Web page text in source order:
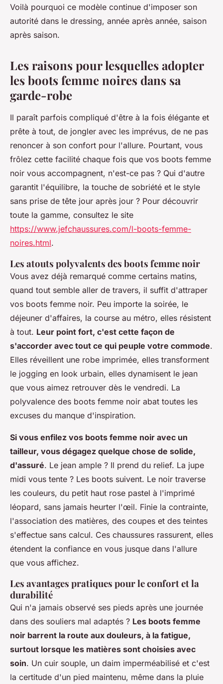
Voilà pourquoi ce modèle continue d'imposer son
autorité dans le dressing, année après année, saison
après saison.
Les raisons pour lesquelles adopter
les boots femme noires dans sa
garde-robe
Il paraît parfois compliqué d'être à la fois élégante et
prête à tout, de jongler avec les imprévus, de ne pas
renoncer à son confort pour l'allure. Pourtant, vous
frôlez cette facilité chaque fois que vos boots femme
noir vous accompagnent, n'est-ce pas ? Qui d'autre
garantit l'équilibre, la touche de sobriété et le style
sans prise de tête jour après jour ? Pour découvrir
toute la gamme, consultez le site
https://www.jefchaussures.com/l-boots-femme-
noires.html.
Les atouts polyvalents des boots femme noir
Vous avez déjà remarqué comme certains matins,
quand tout semble aller de travers, il suffit d'attraper
vos boots femme noir. Peu importe la soirée, le
déjeuner d'affaires, la course au métro, elles résistent
à tout. Leur point fort, c'est cette façon de
s'accorder avec tout ce qui peuple votre commode.
Elles réveillent une robe imprimée, elles transforment
le jogging en look urbain, elles dynamisent le jean
que vous aimez retrouver dès le vendredi. La
polyvalence des boots femme noir abat toutes les
excuses du manque d'inspiration.
Si vous enfilez vos boots femme noir avec un
tailleur, vous dégagez quelque chose de solide,
d'assuré. Le jean ample ? Il prend du relief. La jupe
midi vous tente ? Les boots suivent. Le noir traverse
les couleurs, du petit haut rose pastel à l'imprimé
léopard, sans jamais heurter l'œil. Finie la contrainte,
l'association des matières, des coupes et des teintes
s'effectue sans calcul. Ces chaussures rassurent, elles
étendent la confiance en vous jusque dans l'allure
que vous affichez.
Les avantages pratiques pour le confort et la
durabilité
Qui n'a jamais observé ses pieds après une journée
dans des souliers mal adaptés ? Les boots femme
noir barrent la route aux douleurs, à la fatigue,
surtout lorsque les matières sont choisies avec
soin. Un cuir souple, un daim imperméabilisé et c'est
la certitude d'un pied maintenu, même dans la pluie